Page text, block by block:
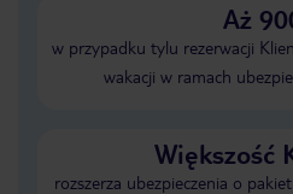
Aż
w przypadku tylu rezerwacji
wakacji w ramach
Większość
rozszerza ubezpieczenia o